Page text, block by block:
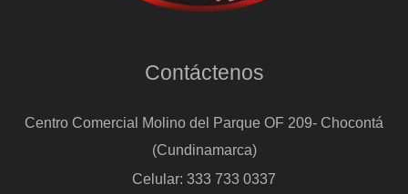
Contáctenos
Centro Comercial Molino del Parque OF 209- Chocontá
(Cundinamarca)
Celular: 333 733 0337